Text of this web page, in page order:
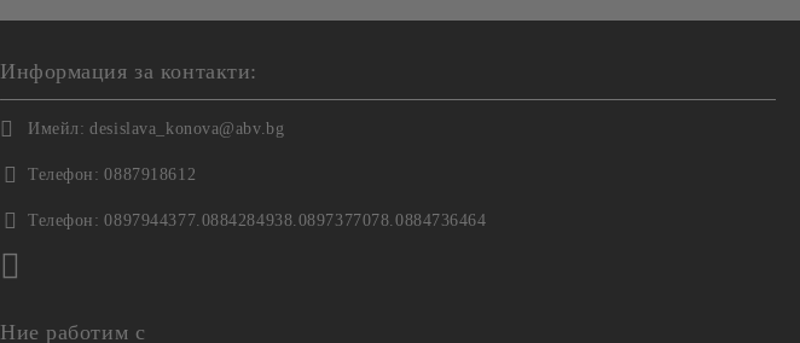
Информация за контакти:
Имейл: desislava_konova@abv.bg
Телефон: 0887918612
Телефон: 0897944377.0884284938.0897377078.0884736464
Ние работим с